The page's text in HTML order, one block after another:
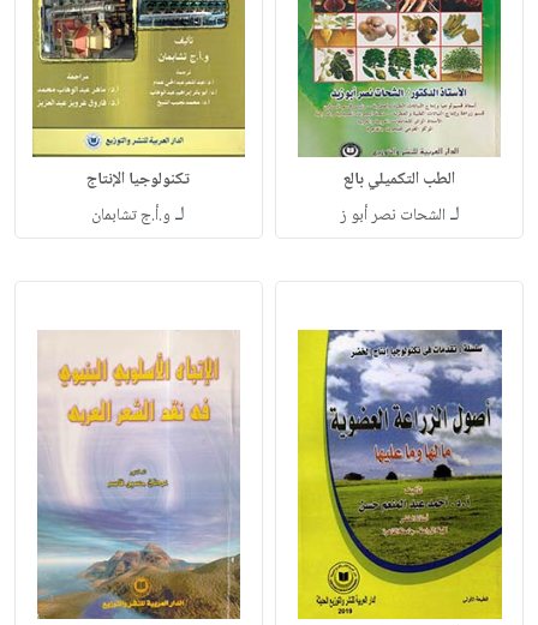
الطب التكميلي بالع
لـ الشحات نصر أبو ز
تكنولوجيا الإنتاج
لـ و.أ.ج تشابمان